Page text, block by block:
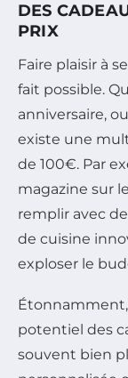
DES
PRIX
Faire plaisir à
fait possible.
anniversaire,
existe une
de 100€. Par
magazine sur
remplir avec
de cuisine
exploser le
potentiel des
souvent bien